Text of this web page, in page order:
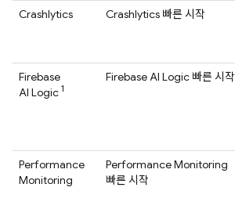
Crashlytics Crashlytics 빠른 시작
Firebase
AI Logic 1
Firebase AI Logic 빠른 시작
Performance
Monitoring
Performance Monitoring
빠른 시작